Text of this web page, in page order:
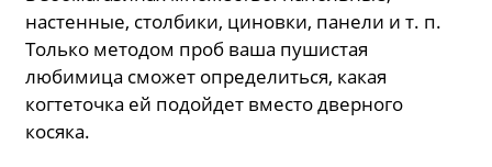
настенные, столбики, циновки, панели и т. п.
Только методом проб ваша пушистая
любимица сможет определиться, какая
когтеточка ей подойдет вместо дверного
косяка.